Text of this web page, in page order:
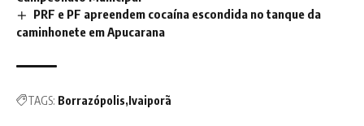
PRF e PF apreendem cocaína escondida no tanque da
caminhonete em Apucarana
TAGS: Borrazópolis Ivaiporã